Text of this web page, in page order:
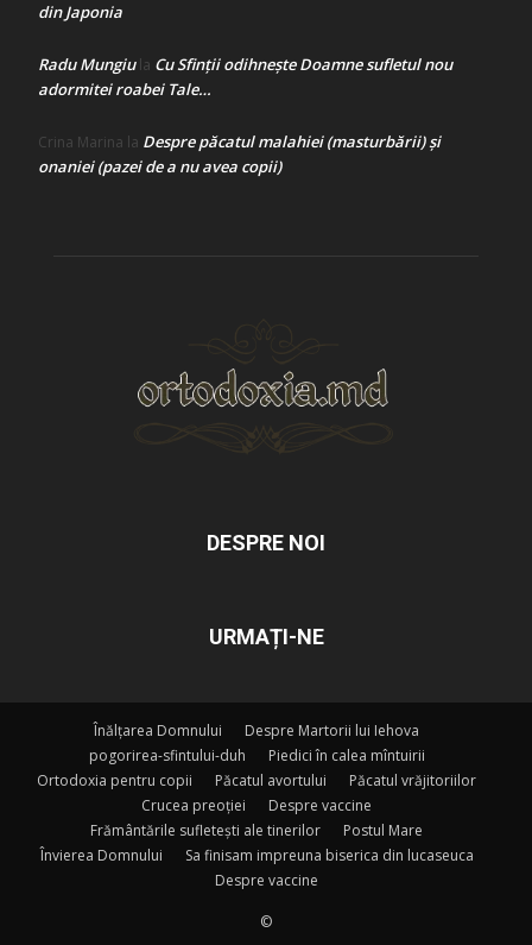
din Japonia
Radu Mungiula Cu Sfinții odihnește Doamne sufletul nou
adormitei roabei Tale…
Crina Marina la Despre păcatul malahiei (masturbării) şi
onaniei (pazei de a nu avea copii)
DESPRE NOI
URMAȚI-NE
Înălțarea Domnului
Despre Martorii lui Iehova
pogorirea-sfintului-duh
Piedici în calea mîntuirii
Ortodoxia pentru copii
Păcatul avortului
Păcatul vrăjitoriilor
Crucea preoției
Despre vaccine
Frământările sufletești ale tinerilor
Postul Mare
Învierea Domnului
Sa finisam impreuna biserica din lucaseuca
Despre vaccine
©